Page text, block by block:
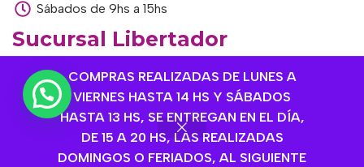
COMPRAS REALIZADAS DE LUNES A
VIERNES HASTA 14 HS Y SÁBADOS
HASTA 13 HS, SE ENTREGAN EN EL DÍA,
DE 15 A 20 HS, LAS REALIZADAS
DOMINGOS O FERIADOS, AL SIGUIENTE
Sábados de 9hs a 15hs
Sucursal Libertador
Av. del Libertador 1915, Vte. López, Provincia de
Buenos Aires
Lunes a Viernes de 9hs a 13hs / 16hs a 20hs